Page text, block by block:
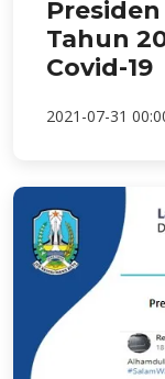
Tahun
Covid-19
2021-07-31